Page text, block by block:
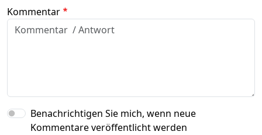
Kommentar
Benachrichtigen Sie mich, wenn neue
Kommentare veröffentlicht werden